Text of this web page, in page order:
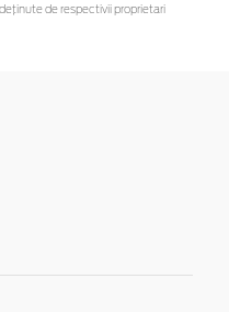
de respectivii proprietari